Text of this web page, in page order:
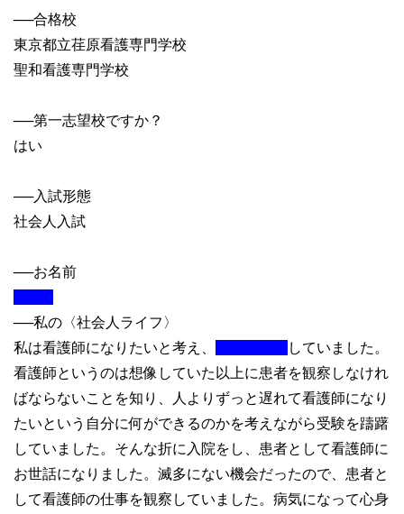
──合格校
東京都立荏原看護専門学校
聖和看護専門学校
──第一志望校ですか？
はい
──入試形態
社会人入試
──お名前
──私の〈社会人ライフ〉
私は看護師になりたいと考え、
していました。
看護師というのは想像していた以上に患者を観察しなけれ
ばならないことを知り、人よりずっと遅れて看護師になり
たいという自分に何ができるのかを考えながら受験を躊躇
していました。そんな折に入院をし、患者として看護師に
お世話になりました。滅多にない機会だったので、患者と
して看護師の仕事を観察していました。病気になって心身